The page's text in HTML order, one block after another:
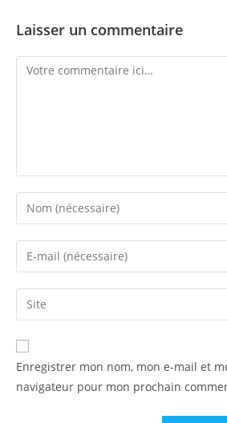
Laisser un commentaire
Enregistrer mon nom, mon e-mail et
navigateur pour mon prochain